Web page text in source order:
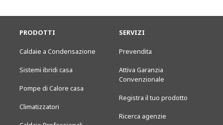
PRODOTTI
Caldaie a Condensazione
Sistemi ibridi casa
Pompe di Calore casa
Climatizzatori
SERVIZI
Prevendita
Attiva Garanzia
Convenzionale
Registra il tuo prodotto
Ricerca agenzie